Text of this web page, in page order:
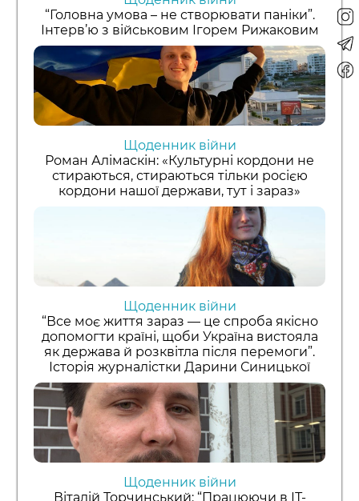
“Головна умова – не створювати паніки”.
Інтерв’ю з військовим Ігорем Рижаковим
Щоденник війни
Роман Алімаскін: «Культурні кордони не
стираються, стираються тільки росією
кордони нашої держави, тут і зараз»
Щоденник війни
“Все моє життя зараз — це спроба якісно
допомогти країні, щоби Україна вистояла
як держава й розквітла після перемоги”.
Історія журналістки Дарини Синицької
Щоденник війни
Віталій Торчинський: “Працюючи в ІТ-